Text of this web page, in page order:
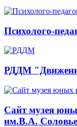
Психолого-
РДДМ
Сайт музея
им.В.А.